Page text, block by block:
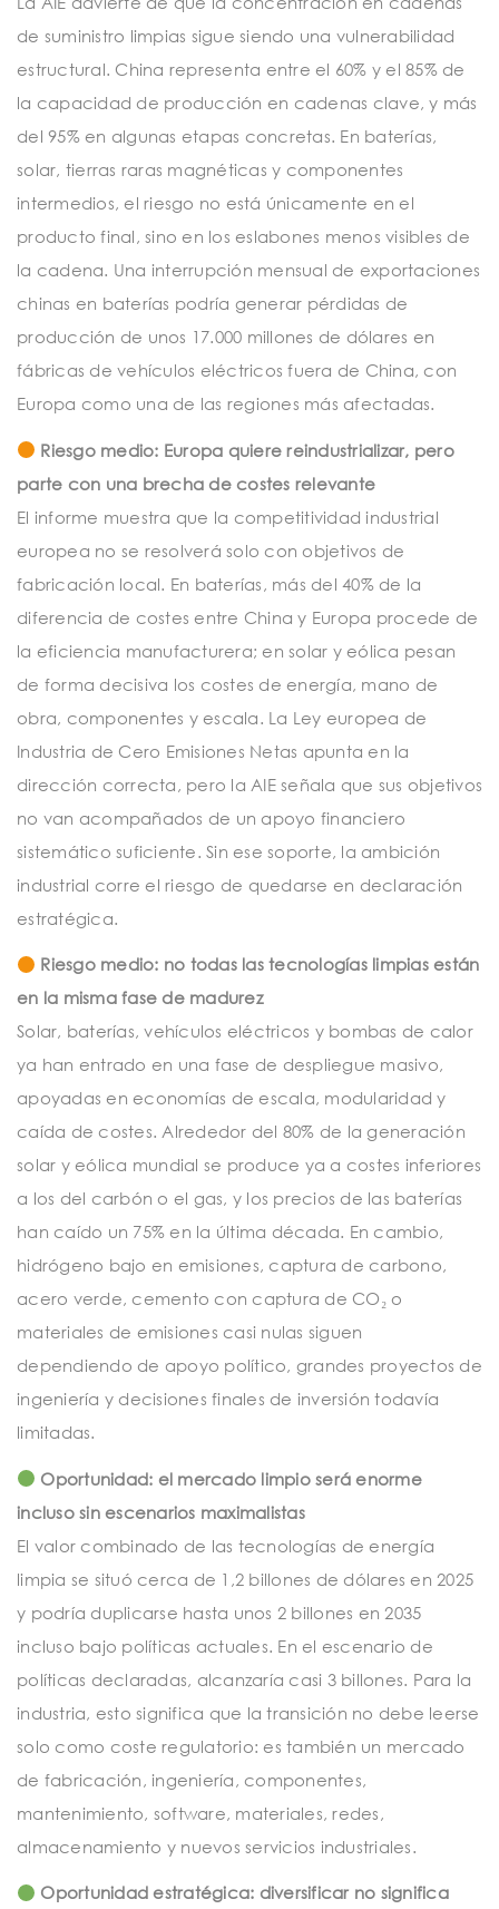
de suministro limpias sigue siendo una vulnerabilidad
estructural. China representa entre el 60% y el 85% de
la capacidad de producción en cadenas clave, y más
del 95% en algunas etapas concretas. En baterías,
solar, tierras raras magnéticas y componentes
intermedios, el riesgo no está únicamente en el
producto final, sino en los eslabones menos visibles de
la cadena. Una interrupción mensual de exportaciones
chinas en baterías podría generar pérdidas de
producción de unos 17.000 millones de dólares en
fábricas de vehículos eléctricos fuera de China, con
Europa como una de las regiones más afectadas.
Riesgo medio: Europa quiere reindustrializar, pero
parte con una brecha de costes relevante
El informe muestra que la competitividad industrial
europea no se resolverá solo con objetivos de
fabricación local. En baterías, más del 40% de la
diferencia de costes entre China y Europa procede de
la eficiencia manufacturera; en solar y eólica pesan
de forma decisiva los costes de energía, mano de
obra, componentes y escala. La Ley europea de
Industria de Cero Emisiones Netas apunta en la
dirección correcta, pero la AIE señala que sus objetivos
no van acompañados de un apoyo financiero
sistemático suficiente. Sin ese soporte, la ambición
industrial corre el riesgo de quedarse en declaración
estratégica.
Riesgo medio: no todas las tecnologías limpias están
en la misma fase de madurez
Solar, baterías, vehículos eléctricos y bombas de calor
ya han entrado en una fase de despliegue masivo,
apoyadas en economías de escala, modularidad y
caída de costes. Alrededor del 80% de la generación
solar y eólica mundial se produce ya a costes inferiores
a los del carbón o el gas, y los precios de las baterías
han caído un 75% en la última década. En cambio,
hidrógeno bajo en emisiones, captura de carbono,
acero verde, cemento con captura de CO₂ o
materiales de emisiones casi nulas siguen
dependiendo de apoyo político, grandes proyectos de
ingeniería y decisiones finales de inversión todavía
limitadas.
Oportunidad: el mercado limpio será enorme
incluso sin escenarios maximalistas
El valor combinado de las tecnologías de energía
limpia se situó cerca de 1,2 billones de dólares en 2025
y podría duplicarse hasta unos 2 billones en 2035
incluso bajo políticas actuales. En el escenario de
políticas declaradas, alcanzaría casi 3 billones. Para la
industria, esto significa que la transición no debe leerse
solo como coste regulatorio: es también un mercado
de fabricación, ingeniería, componentes,
mantenimiento, software, materiales, redes,
almacenamiento y nuevos servicios industriales.
Oportunidad estratégica: diversificar no significa